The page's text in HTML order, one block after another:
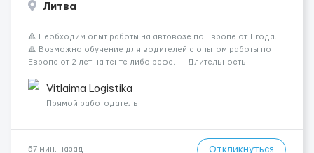
Литва
🔺 Необходим опыт работы на автовозе по Европе от 1 года.
🔺 Возможно обучение для водителей с опытом работы по
Европе от 2 лет на тенте либо рефе. Длительность
Работаем без еко баллов и вычетов 🔺 Машины ...
Vitlaima Logistika
Прямой работодатель
57 мин. назад Откликнуться